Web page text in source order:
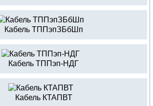
Кабель ТППэпЗБбШп
Кабель ТППэп-НДГ
Кабель КТАПВТ